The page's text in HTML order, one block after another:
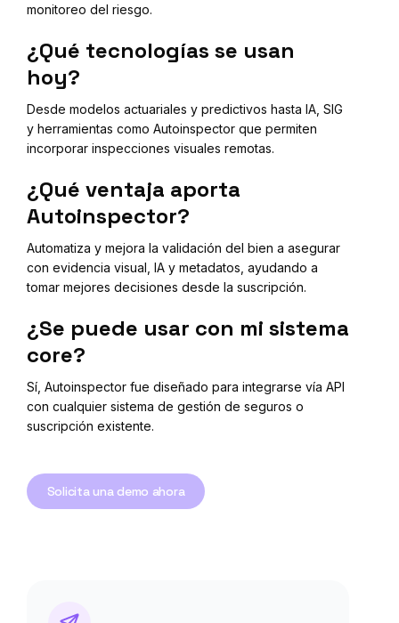
monitoreo del riesgo.
¿Qué tecnologías se usan
hoy?
Desde modelos actuariales y predictivos hasta IA, SIG
y herramientas como Autoinspector que permiten
incorporar inspecciones visuales remotas.
¿Qué ventaja aporta
Autoinspector?
Automatiza y mejora la validación del bien a asegurar
con evidencia visual, IA y metadatos, ayudando a
tomar mejores decisiones desde la suscripción.
¿Se puede usar con mi sistema
core?
Sí, Autoinspector fue diseñado para integrarse vía API
con cualquier sistema de gestión de seguros o
suscripción existente.
Solicita una demo ahora